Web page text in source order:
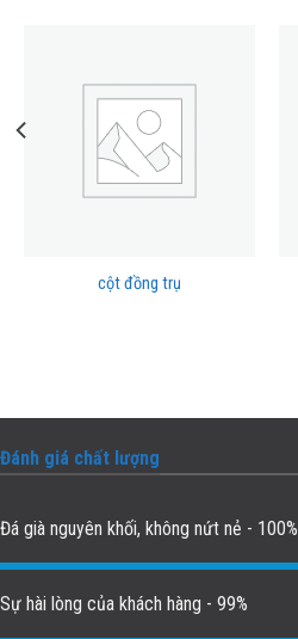
cột đồng trụ
Đánh giá chất lượng
Đá già nguyên khối, không nứt nẻ - 100%
Sự hài lòng của khách hàng - 99%